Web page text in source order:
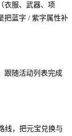
衣服、武器、项
把蓝字 / 紫字属性补
跟随活动列表完成
线，把元宝兑换与